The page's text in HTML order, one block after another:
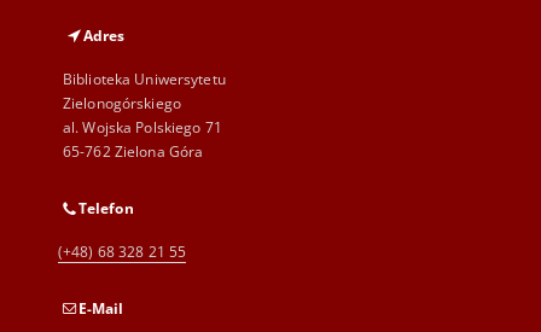
Adres
Biblioteka Uniwersytetu
Zielonogórskiego
al. Wojska Polskiego 71
65-762 Zielona Góra
Telefon
(+48) 68 328 21 55
E-Mail